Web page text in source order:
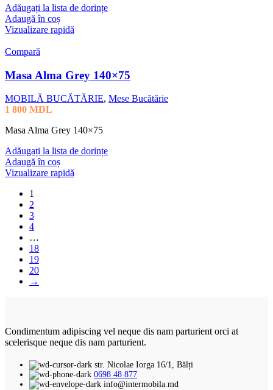
Adăugați la lista de dorințe
Adaugă în coș
Vizualizare rapidă
Compară
Masa Alma Grey 140×75
MOBILĂ BUCĂTĂRIE, Mese Bucătărie
1 800 MDL
Masa Alma Grey 140×75
Adăugați la lista de dorințe
Adaugă în coș
Vizualizare rapidă
1
2
3
4
…
18
19
20
→
Condimentum adipiscing vel neque dis nam parturient orci at
scelerisque neque dis nam parturient.
str. Nicolae Iorga 16/1, Bălți
0698 48 877
info@intermobila.md